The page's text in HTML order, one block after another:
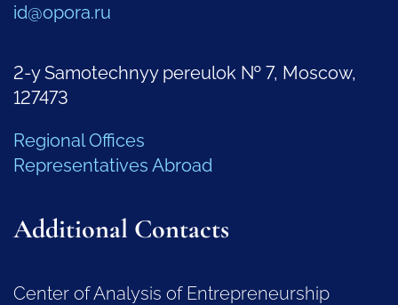
id@opora.ru
2-y Samotechnyy pereulok № 7, Moscow,
127473
Regional Offices
Representatives Abroad
Additional Contacts
Center of Analysis of Entrepreneurship